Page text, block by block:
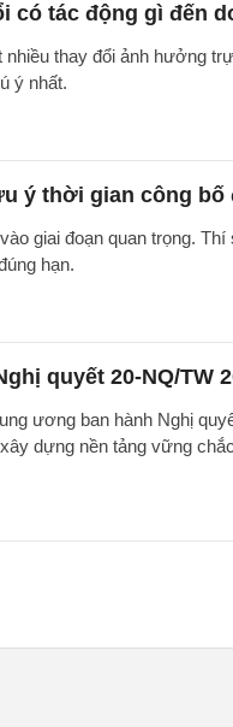
có tác động gì đến
thay đổi ảnh hưởng
ý nhất.
ý thời gian công
giai đoạn quan trọng.
hạn.
quyết 20-NQ/TW
ương ban hành Nghị
dựng nền tảng vững